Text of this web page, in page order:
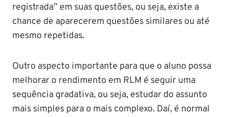
registrada” em suas questões, ou seja, existe a
chance de aparecerem questões similares ou até
mesmo repetidas.
Outro aspecto importante para que o aluno possa
melhorar o rendimento em RLM é seguir uma
sequência gradativa, ou seja, estudar do assunto
mais simples para o mais complexo. Daí, é normal